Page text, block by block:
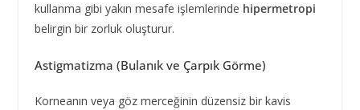
kullanma gibi yakın mesafe işlemlerinde hipermetropi
belirgin bir zorluk oluşturur.
Astigmatizma (Bulanık ve Çarpık Görme)
Korneanın veya göz merceğinin düzensiz bir kavis